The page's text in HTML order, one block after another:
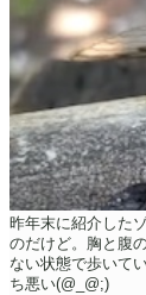
昨年末に紹介した
のだけど。胸と腹
ない状態で歩いて
ち悪い(@_@;)